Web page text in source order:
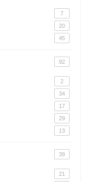
7
20
45
92
2
34
17
29
13
39
21